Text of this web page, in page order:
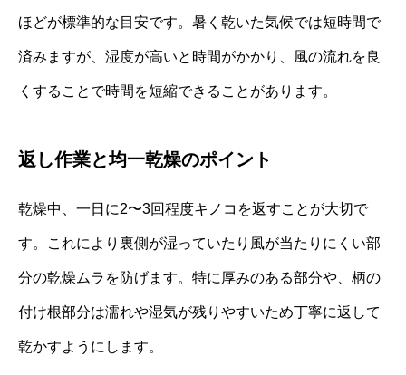
ほどが標準的な目安です。暑く乾いた気候では短時間で
済みますが、湿度が高いと時間がかかり、風の流れを良
くすることで時間を短縮できることがあります。
返し作業と均一乾燥のポイント
乾燥中、一日に2〜3回程度キノコを返すことが大切で
す。これにより裏側が湿っていたり風が当たりにくい部
分の乾燥ムラを防げます。特に厚みのある部分や、柄の
付け根部分は濡れや湿気が残りやすいため丁寧に返して
乾かすようにします。